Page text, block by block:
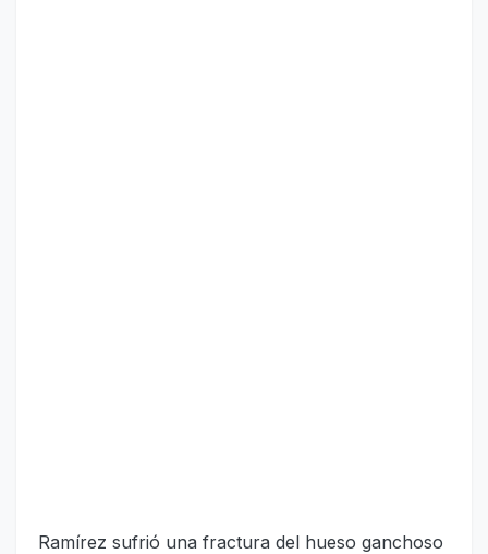
Ramírez sufrió una fractura del hueso ganchoso